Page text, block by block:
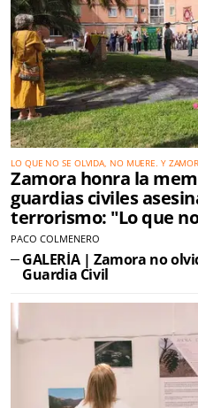
LO QUE NO SE OLVIDA, NO MUERE. Y
Zamora honra la
guardias civiles
terrorismo: "Lo que
PACO COLMENERO
GALERÍA | Zamora no
Guardia Civil